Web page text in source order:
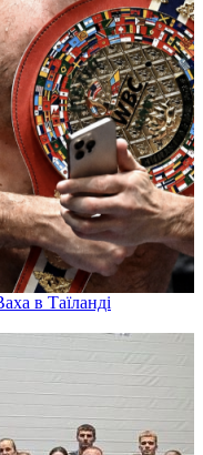
в Таїланді